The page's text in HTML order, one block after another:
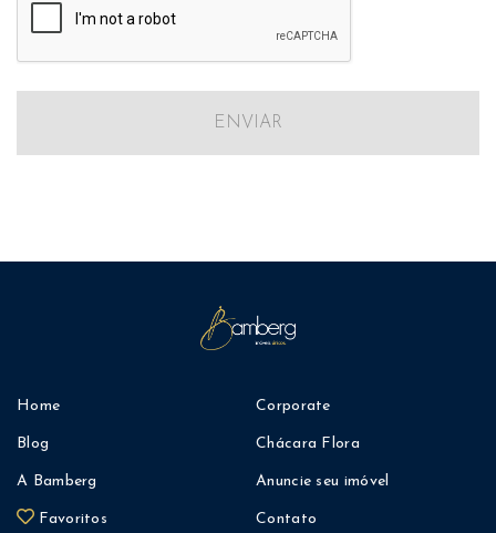
ENVIAR
Home
Blog
A Bamberg
Favoritos
Corporate
Chácara Flora
Anuncie seu imóvel
Contato